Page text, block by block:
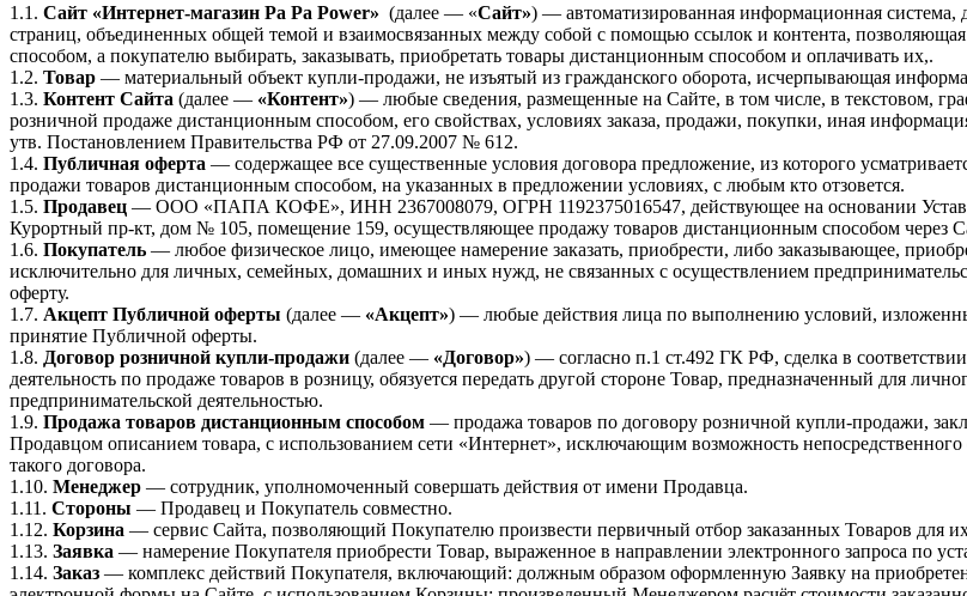
1.1. Сайт «Интернет-магазин Pa Pa Power» (далее — «Сайт») — автоматизированная информационная система,
страниц, объединенных общей темой и взаимосвязанных между собой с помощью ссылок и контента,
способом, а покупателю выбирать, заказывать, приобретать товары дистанционным способом и оплачивать их,.
1.2. Товар — материальный объект купли-продажи, не изъятый из гражданского оборота, исчерпывающая
1.3. Контент Сайта (далее — «Контент») — любые сведения, размещенные на Сайте, в том числе, в текстовом,
розничной продаже дистанционным способом, его свойствах, условиях заказа, продажи, покупки, иная
утв. Постановлением Правительства РФ от 27.09.2007 № 612.
1.4. Публичная оферта — содержащее все существенные условия договора предложение, из которого
продажи товаров дистанционным способом, на указанных в предложении условиях, с любым кто отзовется.
1.5. Продавец — ООО «ПАПА КОФЕ», ИНН 2367008079, ОГРН 1192375016547, действующее на основании Устава,
Курортный пр-кт, дом № 105, помещение 159, осуществляющее продажу товаров дистанционным способом через
1.6. Покупатель — любое физическое лицо, имеющее намерение заказать, приобрести, либо заказывающее,
исключительно для личных, семейных, домашних и иных нужд, не связанных с осуществлением
оферту.
1.7. Акцепт Публичной оферты (далее — «Акцепт») — любые действия лица по выполнению условий,
принятие Публичной оферты.
1.8. Договор розничной купли-продажи (далее — «Договор») — согласно п.1 ст.492 ГК РФ, сделка в
деятельность по продаже товаров в розницу, обязуется передать другой стороне Товар, предназначенный для
предпринимательской деятельностью.
1.9. Продажа товаров дистанционным способом — продажа товаров по договору розничной купли-продажи,
Продавцом описанием товара, с использованием сети «Интернет», исключающим возможность
такого договора.
1.10. Менеджер — сотрудник, уполномоченный совершать действия от имени Продавца.
1.11. Стороны — Продавец и Покупатель совместно.
1.12. Корзина — сервис Сайта, позволяющий Покупателю произвести первичный отбор заказанных Товаров для
1.13. Заявка — намерение Покупателя приобрести Товар, выраженное в направлении электронного запроса по
1.14. Заказ — комплекс действий Покупателя, включающий: должным образом оформленную Заявку на